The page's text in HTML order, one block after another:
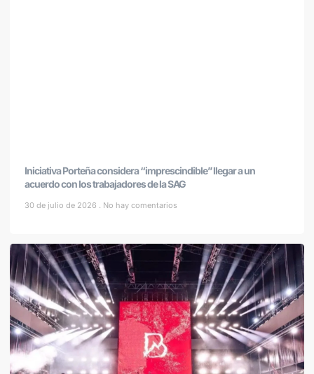
Iniciativa Porteña considera “imprescindible” llegar a un
acuerdo con los trabajadores de la SAG
30 de julio de 2026 No hay comentarios